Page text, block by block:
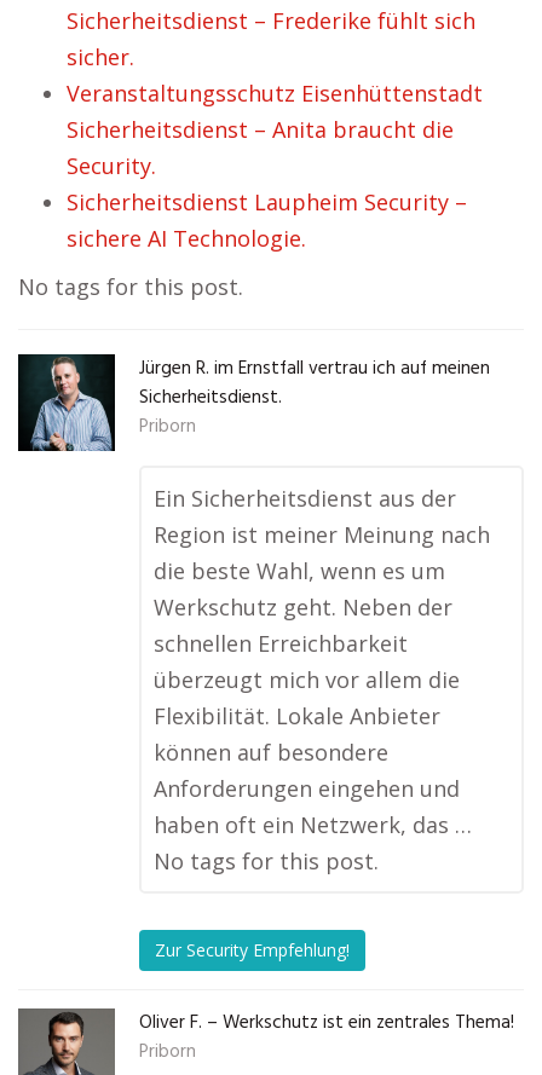
Sicherheitsdienst – Frederike fühlt sich
sicher.
Veranstaltungsschutz Eisenhüttenstadt
Sicherheitsdienst – Anita braucht die
Security.
Sicherheitsdienst Laupheim Security –
sichere AI Technologie.
No tags for this post.
Jürgen R. im Ernstfall vertrau ich auf meinen
Sicherheitsdienst.
Priborn
Ein Sicherheitsdienst aus der
Region ist meiner Meinung nach
die beste Wahl, wenn es um
Werkschutz geht. Neben der
schnellen Erreichbarkeit
überzeugt mich vor allem die
Flexibilität. Lokale Anbieter
können auf besondere
Anforderungen eingehen und
haben oft ein Netzwerk, das …
No tags for this post.
Zur Security Empfehlung!
Oliver F. – Werkschutz ist ein zentrales Thema!
Priborn